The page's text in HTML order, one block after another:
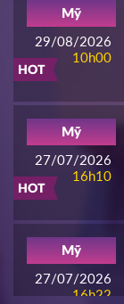
10h00
14h00
16h00
HOT
29/08/2026
10h00
Mỹ
HOT
27/07/2026
16h10
Mỹ
27/07/2026
16h22
Mỹ